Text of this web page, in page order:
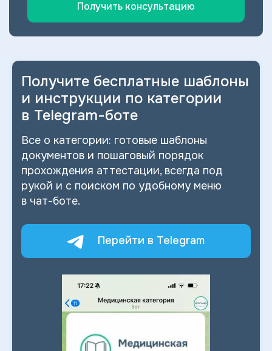
Получить консультацию
Получите бесплатные шаблоны
и инструкции по категории
в Telegram-боте
Все о категории: готовые шаблоны
документов и пошаговый порядок
прохождения аттестации, всегда под
рукой и с поиском по удобному меню
в чат-боте.
Перейти в Telegram